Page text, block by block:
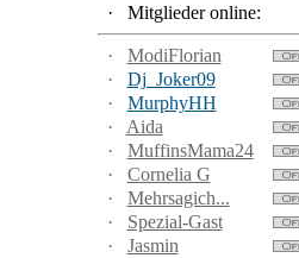
·
Mitglieder online:
·
ModiFlorian
·
Dj_Joker09
·
MurphyHH
·
Aida
·
MuffinsMama24
·
Cornelia G
·
Mehrsagich...
·
Spezial-Gast
·
Jasmin